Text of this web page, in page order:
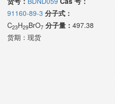
91160-89-3 分子式：
C23H29BrO7 分子量： 497.38
货期： 现货